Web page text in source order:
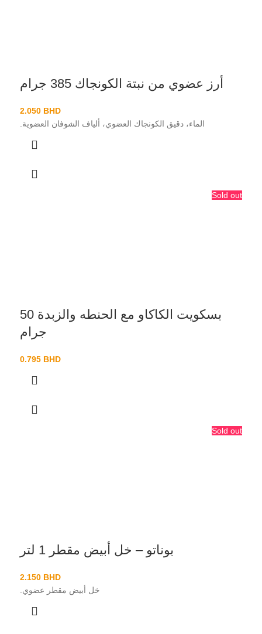
أرز عضوي من نبتة الكونجاك 385 جرام
2.050 BHD
الماء، دقيق الكونجاك العضوي، ألياف الشوفان العضوية.
Sold out
بسكويت الكاكاو مع الحنطه والزبدة 50
جرام
0.795 BHD
Sold out
بوناتو – خل أبيض مقطر 1 لتر
2.150 BHD
خل أبيض مقطر عضوي.